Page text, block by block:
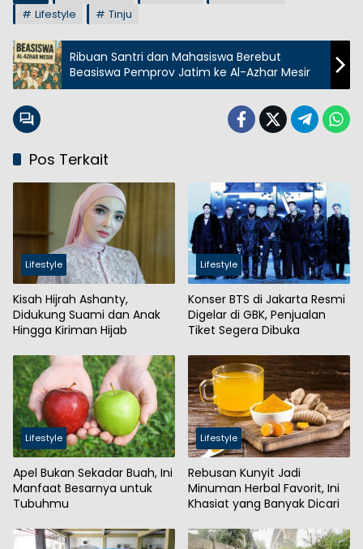
Lifestyle
Tinju
Ribuan Santri dan Mahasiswa Berebut
Beasiswa Pemprov Jatim ke Al-Azhar Mesir
Pos Terkait
Lifestyle
Kisah Hijrah Ashanty,
Didukung Suami dan Anak
Hingga Kiriman Hijab
Lifestyle
Konser BTS di Jakarta Resmi
Digelar di GBK, Penjualan
Tiket Segera Dibuka
Lifestyle
Apel Bukan Sekadar Buah, Ini
Manfaat Besarnya untuk
Tubuhmu
Lifestyle
Rebusan Kunyit Jadi
Minuman Herbal Favorit, Ini
Khasiat yang Banyak Dicari